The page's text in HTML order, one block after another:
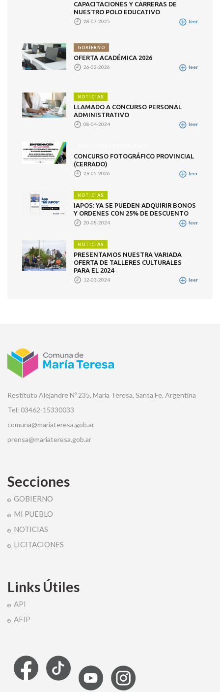
CAPACITACIONES Y CARRERAS DE
NUESTRO POLO EDUCATIVO
28-07-2025 leer
GOBIERNO
OFERTA ACADÉMICA 2026
26-02-2026 leer
NOTICIAS
LLAMADO A CONCURSO PERSONAL
ADMINISTRATIVO
08-04-2024 leer
CONCURSO FOTOGRÁFICO PROVINCIAL
(CERRADO)
29-05-2026 leer
NOTICIAS
IAPOS: YA SE PUEDEN ADQUIRIR BONOS
Y ORDENES CON 25% DE DESCUENTO
20-08-2024 leer
NOTICIAS
PRESENTAMOS NUESTRA VARIADA
OFERTA DE TALLERES CULTURALES
PARA EL 2024
12-03-2024 leer
Restituto Alejandre Nº 235, Maria Teresa, Santa Fe, Argentina
Tel: 03462-15330033
comuna@mariateresa.gob.ar
prensa@mariateresa.gob.ar
Secciones
GOBIERNO
MI PUEBLO
NOTICIAS
LICITACIONES
Links Útiles
API
AFIP